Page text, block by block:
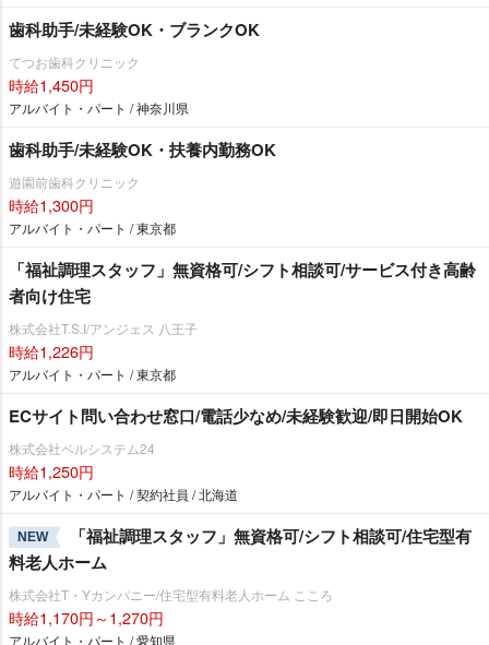
歯科助手/未経験OK・ブランクOK
てつお歯科クリニック
時給1,450円
アルバイト・パート / 神奈川県
歯科助手/未経験OK・扶養内勤務OK
遊園前歯科クリニック
時給1,300円
アルバイト・パート / 東京都
「福祉調理スタッフ」無資格可/シフト相談可/サービス付き高齢
者向け住宅
株式会社T.S.I/アンジェス 八王子
時給1,226円
アルバイト・パート / 東京都
ECサイト問い合わせ窓口/電話少なめ/未経験歓迎/即日開始OK
株式会社ベルシステム24
時給1,250円
アルバイト・パート / 契約社員 / 北海道
NEW
「福祉調理スタッフ」無資格可/シフト相談可/住宅型有
料老人ホーム
株式会社T・Yカンパニー/住宅型有料老人ホーム こころ
時給1,170円～1,270円
アルバイト・パート / 愛知県